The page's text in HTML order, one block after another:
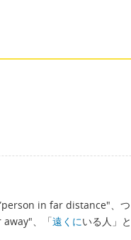
in far distance"、
away"、「遠くにいる人」